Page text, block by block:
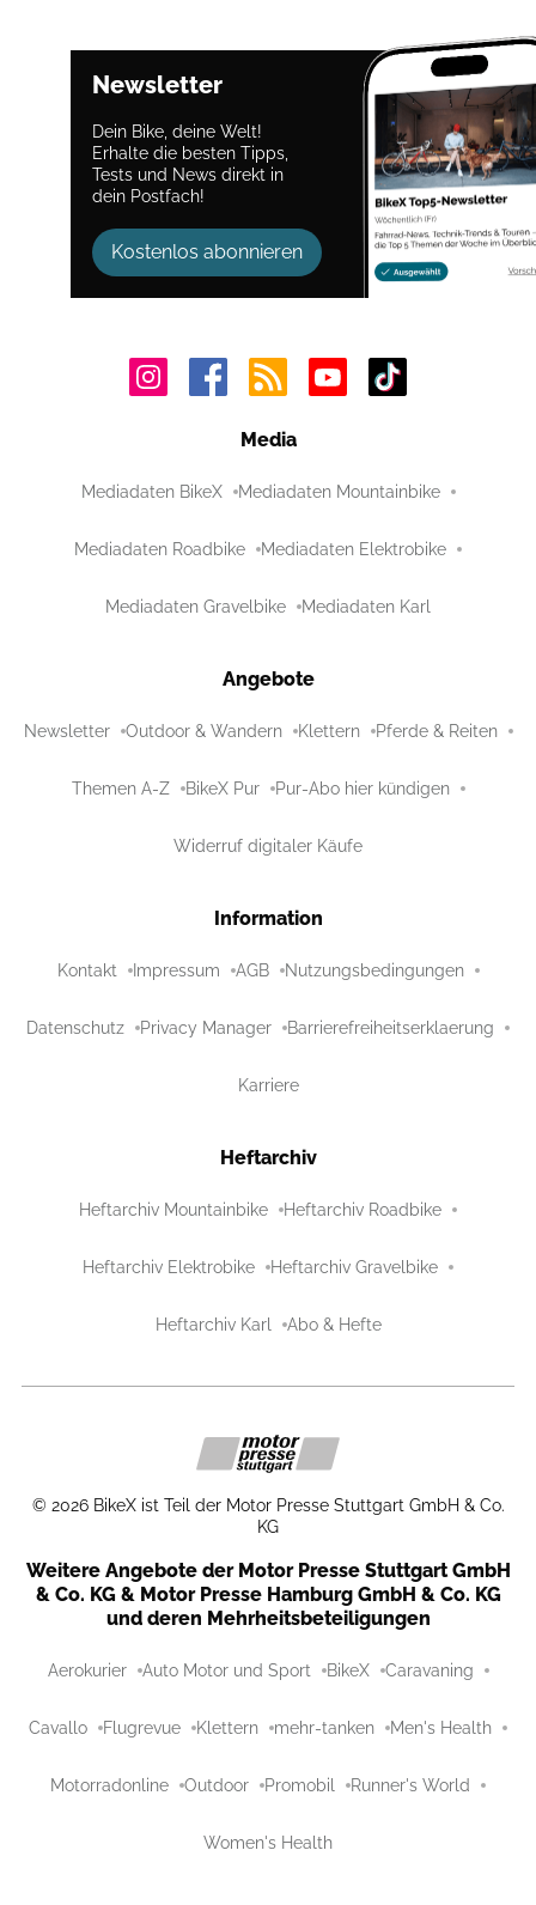
Newsletter
Dein Bike, deine Welt!
Erhalte die besten Tipps,
Tests und News direkt in
dein Postfach!
Kostenlos abonnieren
Media
Mediadaten BikeX Mediadaten Mountainbike
Mediadaten Roadbike Mediadaten Elektrobike
Mediadaten Gravelbike Mediadaten Karl
Angebote
Newsletter Outdoor & Wandern Klettern Pferde & Reiten
Themen A-Z BikeX Pur Pur-Abo hier kündigen
Widerruf digitaler Käufe
Information
Kontakt Impressum AGB Nutzungsbedingungen
Datenschutz Privacy Manager Barrierefreiheitserklaerung
Karriere
Heftarchiv
Heftarchiv Mountainbike Heftarchiv Roadbike
Heftarchiv Elektrobike Heftarchiv Gravelbike
Heftarchiv Karl Abo & Hefte
© 2026 BikeX ist Teil der Motor Presse Stuttgart GmbH & Co.
KG
Weitere Angebote der Motor Presse Stuttgart GmbH
& Co. KG & Motor Presse Hamburg GmbH & Co. KG
und deren Mehrheitsbeteiligungen
Aerokurier Auto Motor und Sport BikeX Caravaning
Cavallo Flugrevue Klettern mehr-tanken Men's Health
Motorradonline Outdoor Promobil Runner's World
Women's Health